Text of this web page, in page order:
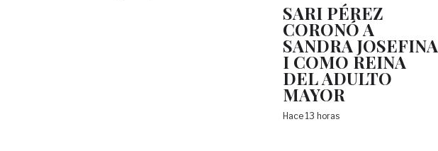
SARI PÉREZ
CORONÓ A
SANDRA JOSEFINA
I COMO REINA
DEL ADULTO
MAYOR
Hace 13 horas